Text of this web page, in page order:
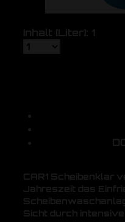
Inhalt [Liter]: 1
CAR1 Scheibenklar
Jahreszeit das
Sicht durch